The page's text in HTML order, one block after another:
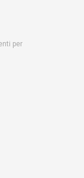
per